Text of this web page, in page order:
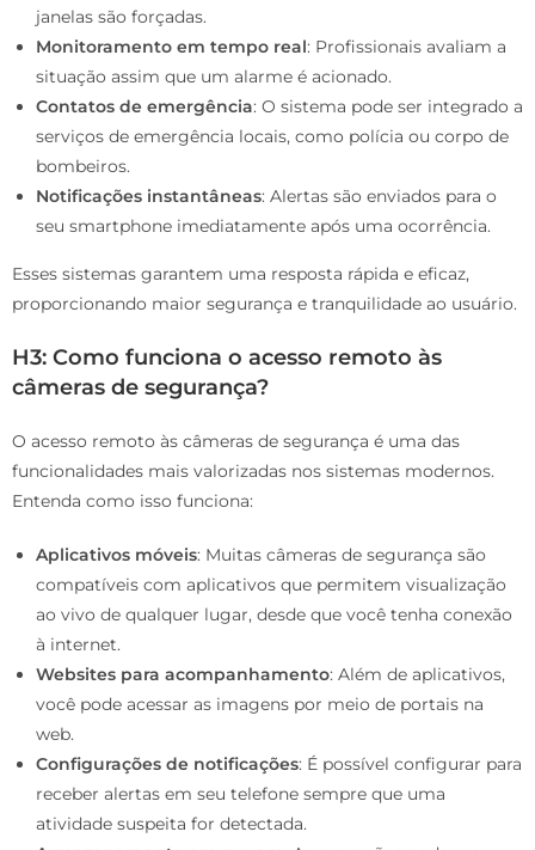
janelas são forçadas.
Monitoramento em tempo real: Profissionais avaliam a
situação assim que um alarme é acionado.
Contatos de emergência: O sistema pode ser integrado a
serviços de emergência locais, como polícia ou corpo de
bombeiros.
Notificações instantâneas: Alertas são enviados para o
seu smartphone imediatamente após uma ocorrência.
Esses sistemas garantem uma resposta rápida e eficaz,
proporcionando maior segurança e tranquilidade ao usuário.
H3: Como funciona o acesso remoto às
câmeras de segurança?
O acesso remoto às câmeras de segurança é uma das
funcionalidades mais valorizadas nos sistemas modernos.
Entenda como isso funciona:
Aplicativos móveis: Muitas câmeras de segurança são
compatíveis com aplicativos que permitem visualização
ao vivo de qualquer lugar, desde que você tenha conexão
à internet.
Websites para acompanhamento: Além de aplicativos,
você pode acessar as imagens por meio de portais na
web.
Configurações de notificações: É possível configurar para
receber alertas em seu telefone sempre que uma
atividade suspeita for detectada.